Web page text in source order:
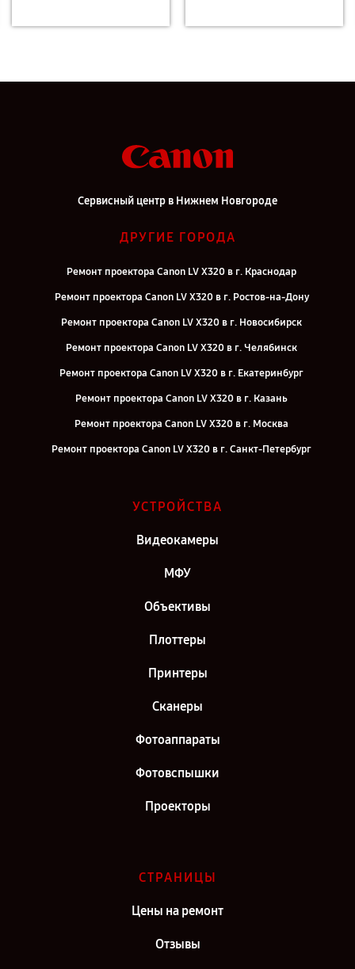
Сервисный центр в Нижнем Новгороде
ДРУГИЕ ГОРОДА
Ремонт проектора Canon LV X320 в г. Краснодар
Ремонт проектора Canon LV X320 в г. Ростов-на-Дону
Ремонт проектора Canon LV X320 в г. Новосибирск
Ремонт проектора Canon LV X320 в г. Челябинск
Ремонт проектора Canon LV X320 в г. Екатеринбург
Ремонт проектора Canon LV X320 в г. Казань
Ремонт проектора Canon LV X320 в г. Москва
Ремонт проектора Canon LV X320 в г. Санкт-Петербург
УСТРОЙСТВА
Видеокамеры
МФУ
Объективы
Плоттеры
Принтеры
Сканеры
Фотоаппараты
Фотовспышки
Проекторы
СТРАНИЦЫ
Цены на ремонт
Отзывы